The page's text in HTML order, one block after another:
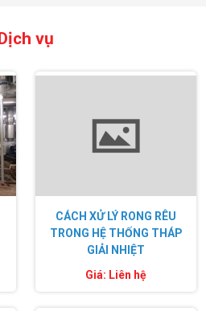
Dịch vụ
CÁCH XỬ LÝ RONG RÊU
TRONG HỆ THỐNG THÁP
GIẢI NHIỆT
Giá: Liên hệ